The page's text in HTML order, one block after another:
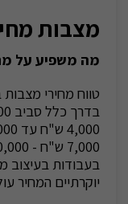
מצבות
מה משפיע על
טווח מחירי
בעבודות בעיצוב
יוקרתיים המחיר